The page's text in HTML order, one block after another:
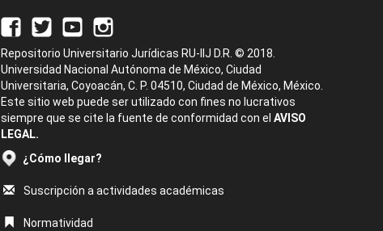
Repositorio Universitario Jurídicas RU-IIJ D.R. © 2018.
Universidad Nacional Autónoma de México, Ciudad
Universitaria, Coyoacán, C. P. 04510, Ciudad de México, México.
Este sitio web puede ser utilizado con fines no lucrativos
siempre que se cite la fuente de conformidad con el AVISO
LEGAL.
¿Cómo llegar?
Suscripción a actividades académicas
Normatividad